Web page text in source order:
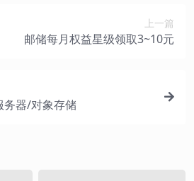
上一篇
邮储每月权益星级领取3~10元
务器/对象存储